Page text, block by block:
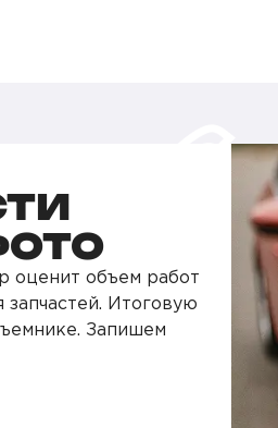
оценит объем работ
Итоговую
Запишем